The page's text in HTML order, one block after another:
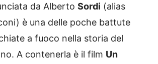
da Alberto Sordi (alias
è una delle poche battute
a fuoco nella storia del
A contenerla è il film Un